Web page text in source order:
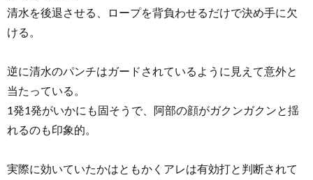
清水を後退させる、ロープを背負わせるだけで決め手に欠
ける。
逆に清水のパンチはガードされているように見えて意外と
当たっている。
1発1発がいかにも固そうで、阿部の顔がガクンガクンと揺
れるのも印象的。
実際に効いていたかはともかくアレは有効打と判断されて